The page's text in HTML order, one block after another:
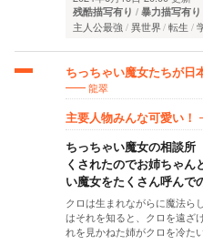
残酷描写有り 暴力描写有り
主人公最強 異世界 転生
ちっちゃい魔女たちが日
龍翠
主要人物みんな可愛い！
ちっちゃい魔女の相談
くされたのでお姉ちゃん
い魔女をたくさん呼んで
クロは生まれながらに魔法ら
はそれを知ると、クロを遠ざ
れを見かねた姉がクロを冷た